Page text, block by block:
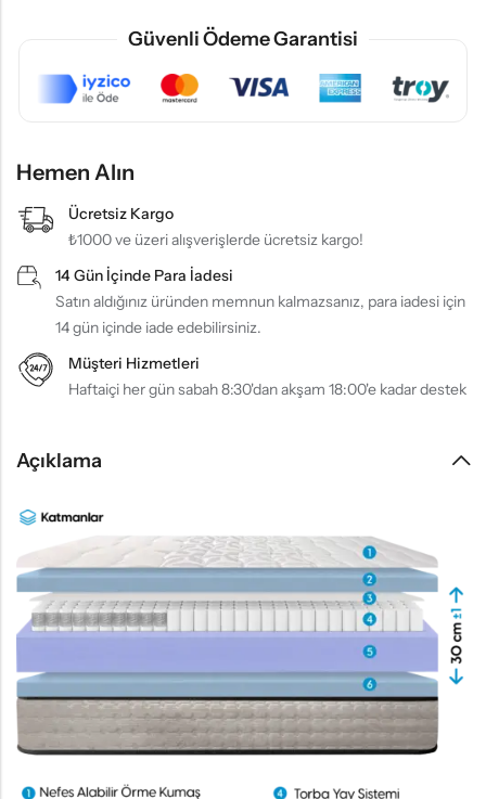
Güvenli Ödeme Garantisi
Hemen Alın
Ücretsiz Kargo
₺1000 ve üzeri alışverişlerde ücretsiz kargo!
14 Gün İçinde Para İadesi
Satın aldığınız üründen memnun kalmazsanız, para iadesi için
14 gün içinde iade edebilirsiniz.
Müşteri Hizmetleri
Haftaiçi her gün sabah 8:30'dan akşam 18:00'e kadar destek
Açıklama